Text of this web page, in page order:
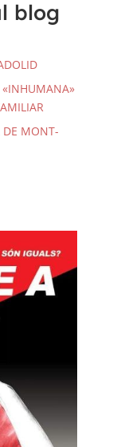
blog
«INHUMANA»
DE MONT-